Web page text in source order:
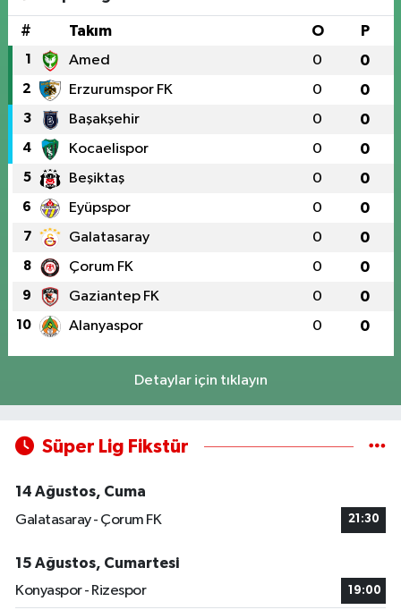
# Takım O P
1 Amed 0 0
2 Erzurumspor FK 0 0
3 Başakşehir 0 0
4 Kocaelispor 0 0
5 Beşiktaş 0 0
6 Eyüpspor 0 0
7 Galatasaray 0 0
8 Çorum FK 0 0
9 Gaziantep FK 0 0
10 Alanyaspor 0 0
Detaylar için tıklayın
Süper Lig Fikstür
14 Ağustos, Cuma
Galatasaray - Çorum FK
21:30
15 Ağustos, Cumartesi
Konyaspor - Rizespor
19:00